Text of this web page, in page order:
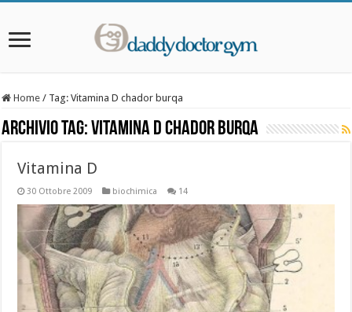
Home / Tag:Vitamina D chador burqa
Archivio Tag:Vitamina D chador burqa
Vitamina D
30 Ottobre 2009 biochimica 14